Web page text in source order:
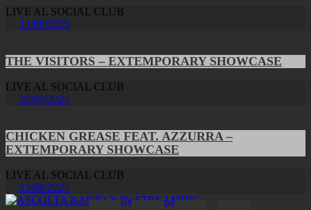
LIVE AL SOCIAL CLUB
11/08/2025
THE VISITORS – EXTEMPORARY SHOWCASE
LIVE AL SOCIAL CLUB
20/09/2024
CHICKEN GREASE FEAT. AZZURRA –
EXTEMPORARY SHOWCASE
LIVE AL SOCIAL CLUB
23/09/2024